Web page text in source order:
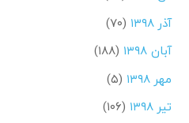
آذر ۱۳۹۸
(۷۰)
آبان ۱۳۹۸
(۱۸۸)
مهر ۱۳۹۸
(۵)
تیر ۱۳۹۸
(۱۰۶)